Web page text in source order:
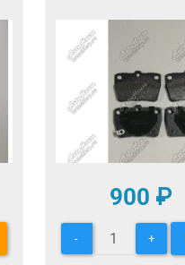
900 ₽
- +